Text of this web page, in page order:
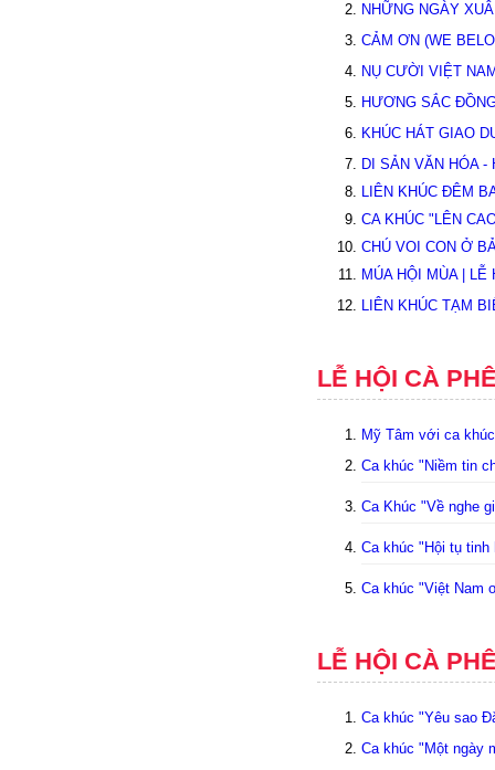
NHỮNG NGÀY
CẢM ƠN (WE
NỤ CƯỜI VIỆT
HƯƠNG SẮC
KHÚC HÁT GIAO
DI SẢN VĂN HÓA
LIÊN KHÚC ĐÊM
CA KHÚC "LÊN
CHÚ VOI CON Ở
MÚA HỘI MÙA | LỄ
LIÊN KHÚC TẠM
LỄ HỘI CÀ
Mỹ Tâm với ca
Ca khúc "Niềm tin
Ca Khúc "Về nghe
Ca khúc "Hội tụ tinh
Ca khúc "Việt Nam
LỄ HỘI CÀ
Ca khúc "Yêu sao
Ca khúc "Một ngày